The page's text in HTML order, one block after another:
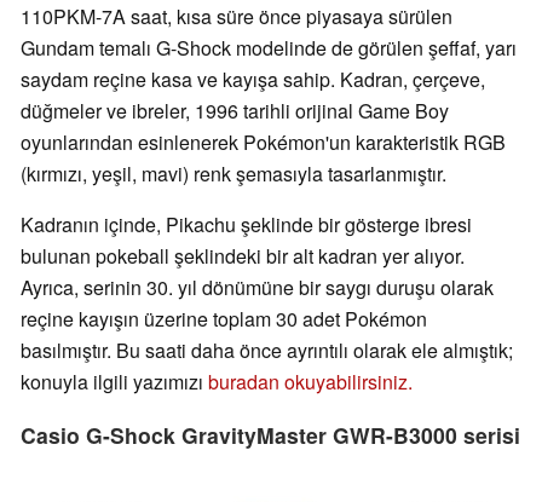
110PKM-7A saat, kısa süre önce piyasaya sürülen
Gundam temalı G-Shock modelinde de görülen şeffaf, yarı
saydam reçine kasa ve kayışa sahip. Kadran, çerçeve,
düğmeler ve ibreler, 1996 tarihli orijinal Game Boy
oyunlarından esinlenerek Pokémon'un karakteristik RGB
(kırmızı, yeşil, mavi) renk şemasıyla tasarlanmıştır.
Kadranın içinde, Pikachu şeklinde bir gösterge ibresi
bulunan pokeball şeklindeki bir alt kadran yer alıyor.
Ayrıca, serinin 30. yıl dönümüne bir saygı duruşu olarak
reçine kayışın üzerine toplam 30 adet Pokémon
basılmıştır. Bu saati daha önce ayrıntılı olarak ele almıştık;
konuyla ilgili yazımızı buradan okuyabilirsiniz.
Casio G-Shock GravityMaster GWR-B3000 serisi